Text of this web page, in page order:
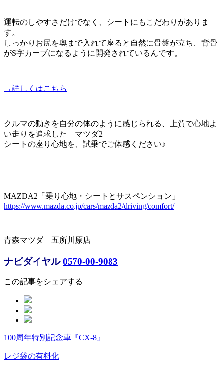
運転のしやすさだけでなく、シートにもこだわりがありま
す。
しっかりお尻を奥まで入れて座ると自然に骨盤が立ち、背骨
がS字カーブになるように開発されているんです。
→詳しくはこちら
クルマの動きを自分の体のように感じられる、上質で心地よ
い走りを追求した マツダ2
シートの座り心地を、試乗でご体感ください♪
MAZDA2「乗り心地・シートとサスペンション」
https://www.mazda.co.jp/cars/mazda2/driving/comfort/
青森マツダ 五所川原店
ナビダイヤル0570-00-9083
この記事をシェアする
ペ
ー
100周年特別記念車『CX-8』
レジ袋の有料化